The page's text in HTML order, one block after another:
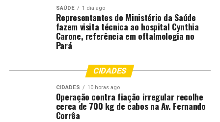
RELATED TOPICS: AGRICULTURA
FECHA IBOVESPA QUEDA SOBE
Copa do Mundo: conheça a SimBrasil, raça que leva o
DON'T MISS
FPA discute com presidente da Câmara tramitação do
PL 5122 sobre dívidas rurais
SAÚDE 1 dia ago
Representantes do Ministério da Saúde
fazem visita técnica ao hospital Cynthia
Carone, referência em oftalmologia no
Pará
CIDADES
CIDADES 10 horas ago
Operação contra fiação irregular recolhe
cerca de 700 kg de cabos na Av. Fernando
Corrêa